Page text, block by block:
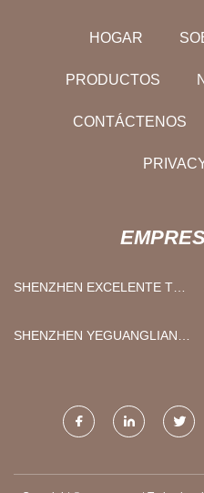
HOGAR
PRODUCTOS
CONTÁCTENOS
SHENZHEN EXCELENTE TOP
SHENZHEN YEGUANGLIANG